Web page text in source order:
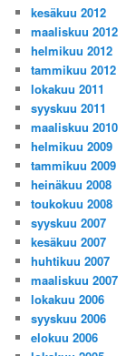
kesäkuu 2012
maaliskuu 2012
helmikuu 2012
tammikuu 2012
lokakuu 2011
syyskuu 2011
maaliskuu 2010
helmikuu 2009
tammikuu 2009
heinäkuu 2008
toukokuu 2008
syyskuu 2007
kesäkuu 2007
huhtikuu 2007
maaliskuu 2007
lokakuu 2006
syyskuu 2006
elokuu 2006